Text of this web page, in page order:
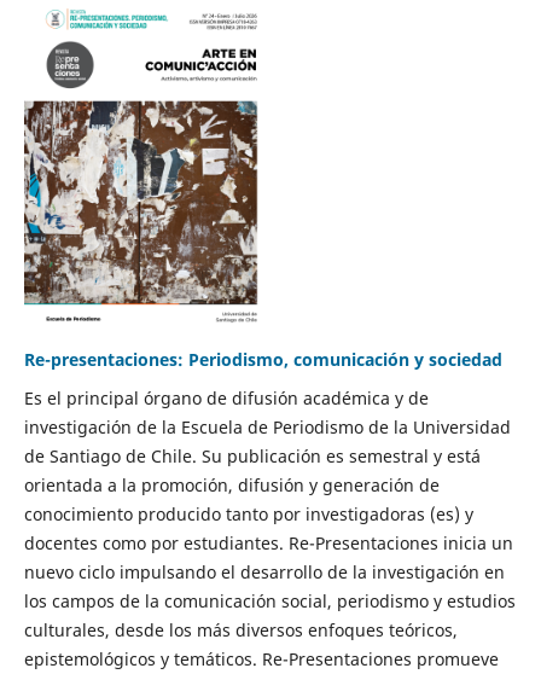
Re-presentaciones: Periodismo, comunicación y sociedad
Es el principal órgano de difusión académica y de
investigación de la Escuela de Periodismo de la Universidad
de Santiago de Chile. Su publicación es semestral y está
orientada a la promoción, difusión y generación de
conocimiento producido tanto por investigadoras (es) y
docentes como por estudiantes. Re-Presentaciones inicia un
nuevo ciclo impulsando el desarrollo de la investigación en
los campos de la comunicación social, periodismo y estudios
culturales, desde los más diversos enfoques teóricos,
epistemológicos y temáticos. Re-Presentaciones promueve